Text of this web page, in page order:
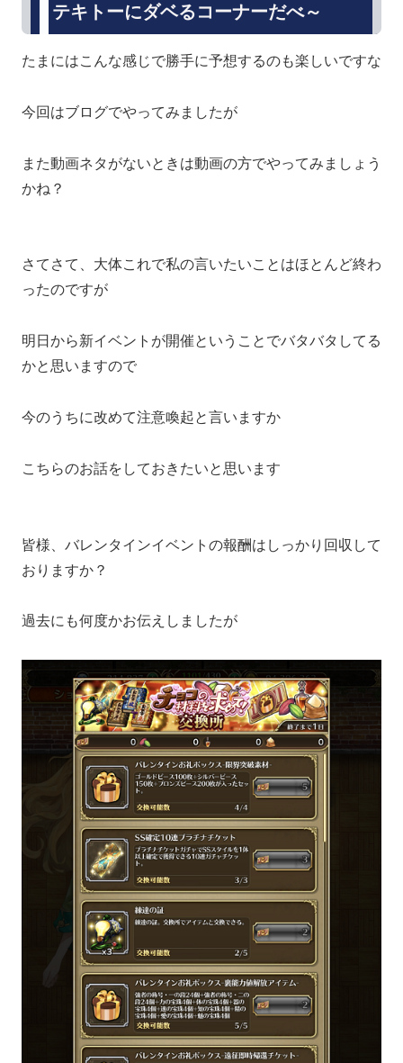
テキトーにダベるコーナーだべ～
たまにはこんな感じで勝手に予想するのも楽しいですな
今回はブログでやってみましたが
また動画ネタがないときは動画の方でやってみましょう
かね？
さてさて、大体これで私の言いたいことはほとんど終わ
ったのですが
明日から新イベントが開催ということでバタバタしてる
かと思いますので
今のうちに改めて注意喚起と言いますか
こちらのお話をしておきたいと思います
皆様、バレンタインイベントの報酬はしっかり回収して
おりますか？
過去にも何度かお伝えしましたが